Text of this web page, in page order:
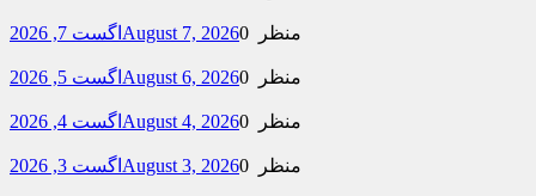
اگست 7, 2026 August 7, 2026 0 منظر
اگست 5, 2026 August 6, 2026 0 منظر
اگست 4, 2026 August 4, 2026 0 منظر
اگست 3, 2026 August 3, 2026 0 منظر